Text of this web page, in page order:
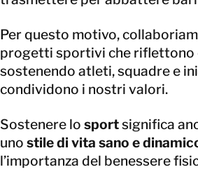
Per questo motivo,
progetti sportivi che riflettono
sostenendo atleti, squadre e
condividono i nostri valori.
Sostenere lo sportsignifica
uno stile di vita sano e
l’importanza del benessere